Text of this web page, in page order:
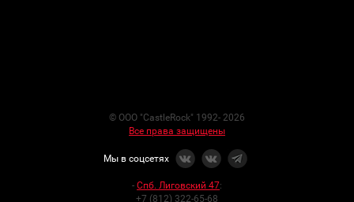
© ООО "CastleRock" 1992- 2026
Все права защищены
Мы в соцсетях
- Спб. Лиговский 47:
+7 (812) 322-65-68